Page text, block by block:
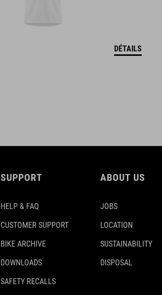
DÉTAILS
SUPPORT
HELP & FAQ
CUSTOMER SUPPORT
BIKE ARCHIVE
DOWNLOADS
SAFETY RECALLS
ABOUT US
JOBS
LOCATION
SUSTAINABILITY
DISPOSAL